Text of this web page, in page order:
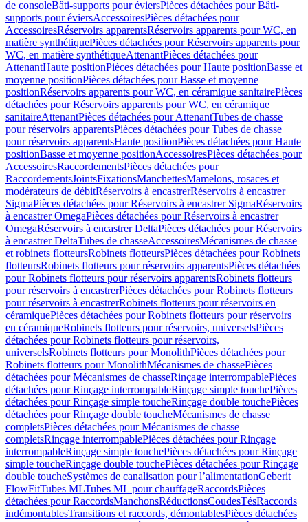
de consoleBâti-supports pour éviersPièces détachées pour Bâti-
supports pour éviersAccessoiresPièces détachées pour
AccessoiresRéservoirs apparentsRéservoirs apparents pour WC, en
matière synthétiquePièces détachées pour Réservoirs apparents pour
WC, en matière synthétiqueAttenantPièces détachées pour
AttenantHaute positionPièces détachées pour Haute positionBasse et
moyenne positionPièces détachées pour Basse et moyenne
positionRéservoirs apparents pour WC, en céramique sanitairePièces
détachées pour Réservoirs apparents pour WC, en céramique
sanitaireAttenantPièces détachées pour AttenantTubes de chasse
pour réservoirs apparentsPièces détachées pour Tubes de chasse
pour réservoirs apparentsHaute positionPièces détachées pour Haute
positionBasse et moyenne positionAccessoiresPièces détachées pour
AccessoiresRaccordementsPièces détachées pour
RaccordementsJointsFixationsManchettesMamelons, rosaces et
modérateurs de débitRéservoirs à encastrerRéservoirs à encastrer
SigmaPièces détachées pour Réservoirs à encastrer SigmaRéservoirs
à encastrer OmegaPièces détachées pour Réservoirs à encastrer
OmegaRéservoirs à encastrer DeltaPièces détachées pour Réservoirs
à encastrer DeltaTubes de chasseAccessoiresMécanismes de chasse
et robinets flotteursRobinets flotteursPièces détachées pour Robinets
flotteursRobinets flotteurs pour réservoirs apparentsPièces détachées
pour Robinets flotteurs pour réservoirs apparentsRobinets flotteurs
pour réservoirs à encastrerPièces détachées pour Robinets flotteurs
pour réservoirs à encastrerRobinets flotteurs pour réservoirs en
céramiquePièces détachées pour Robinets flotteurs pour réservoirs
en céramiqueRobinets flotteurs pour réservoirs, universelsPièces
détachées pour Robinets flotteurs pour réservoirs,
universelsRobinets flotteurs pour MonolithPièces détachées pour
Robinets flotteurs pour MonolithMécanismes de chassePièces
détachées pour Mécanismes de chasseRinçage interrompablePièces
détachées pour Rinçage interrompableRinçage simple touchePièces
détachées pour Rinçage simple toucheRinçage double touchePièces
détachées pour Rinçage double toucheMécanismes de chasse
completsPièces détachées pour Mécanismes de chasse
completsRinçage interrompablePièces détachées pour Rinçage
interrompableRinçage simple touchePièces détachées pour Rinçage
simple toucheRinçage double touchePièces détachées pour Rinçage
double toucheSystèmes de canalisation pour l’alimentationGeberit
FlowFitTubes MLTubes ML pour chauffageRaccordsPièces
détachées pour RaccordsManchonsRéductionsCoudesTésRaccords
indémontablesTransitions et raccords, démontablesPièces détachées